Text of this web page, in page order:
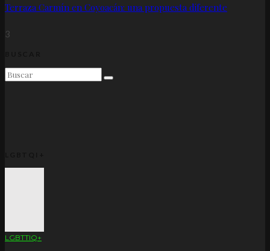
Terraza Carmín en Coyoacán: una propuesta diferente
3
LGBTTIQ+